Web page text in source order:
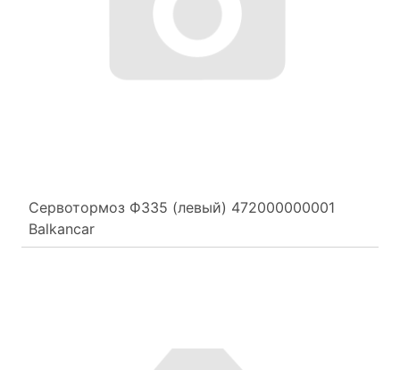
Сервотормоз Ф335 (левый) 472000000001
Balkancar